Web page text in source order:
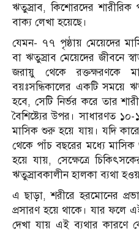
ঋতুস্রাব, কিশোরদের শারীরিক
বাক্য লেখা হয়েছে।
যেমন- ৭৭ পৃষ্ঠায় মেয়েদের
বা ঋতুস্রাব মেয়েদের জীবনে
জরায়ু থেকে রক্তক্ষরণকে
বয়ঃসন্ধিকালের একটি
হবে, সেটি নির্ভর করে তার
বৈশিষ্ট্যের উপর। সাধারণত
মাসিক শুরু হয়ে যায়। যদি
থেকে পাঁচ বছরের মধ্যে
হয়ে যায়, সেক্ষেত্রে
ঋতুস্রাবকালীন হালকা ব্যথা
এ ছাড়া, শরীরে হরমোনের
প্রসারণ হয়ে থাকে। যার ফলে
দেখা যায় এই ব্যথার কারণে